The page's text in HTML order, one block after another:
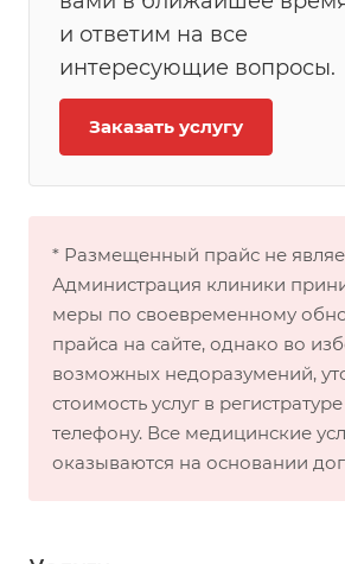
и ответим на все
интересующие вопросы.
Заказать услугу
* Размещенный прайс не
Администрация клиники
меры по своевременному
прайса на сайте, однако во
возможных недоразумений,
стоимость услуг в
телефону. Все медицинские
оказываются на основании